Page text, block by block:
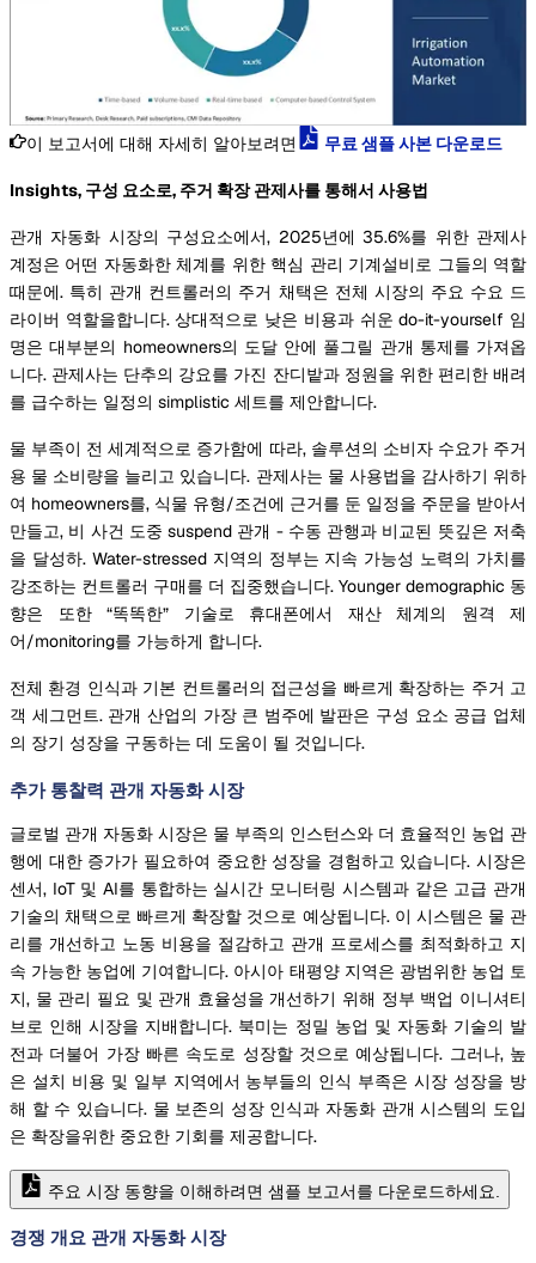
이 보고서에 대해 자세히 알아보려면 무료 샘플 사본 다운로드
Insights, 구성 요소로, 주거 확장 관제사를 통해서 사용법
관개 자동화 시장의 구성요소에서, 2025년에 35.6%를 위한 관제사
계정은 어떤 자동화한 체계를 위한 핵심 관리 기계설비로 그들의 역할
때문에. 특히 관개 컨트롤러의 주거 채택은 전체 시장의 주요 수요 드
라이버 역할을합니다. 상대적으로 낮은 비용과 쉬운 do-it-yourself 임
명은 대부분의 homeowners의 도달 안에 풀그릴 관개 통제를 가져옵
니다. 관제사는 단추의 강요를 가진 잔디밭과 정원을 위한 편리한 배려
를 급수하는 일정의 simplistic 세트를 제안합니다.
물 부족이 전 세계적으로 증가함에 따라, 솔루션의 소비자 수요가 주거
용 물 소비량을 늘리고 있습니다. 관제사는 물 사용법을 감사하기 위하
여 homeowners를, 식물 유형/조건에 근거를 둔 일정을 주문을 받아서
만들고, 비 사건 도중 suspend 관개 - 수동 관행과 비교된 뜻깊은 저축
을 달성하. Water-stressed 지역의 정부는 지속 가능성 노력의 가치를
강조하는 컨트롤러 구매를 더 집중했습니다. Younger demographic 동
향은 또한 “똑똑한” 기술로 휴대폰에서 재산 체계의 원격 제
어/monitoring를 가능하게 합니다.
전체 환경 인식과 기본 컨트롤러의 접근성을 빠르게 확장하는 주거 고
객 세그먼트. 관개 산업의 가장 큰 범주에 발판은 구성 요소 공급 업체
의 장기 성장을 구동하는 데 도움이 될 것입니다.
추가 통찰력 관개 자동화 시장
글로벌 관개 자동화 시장은 물 부족의 인스턴스와 더 효율적인 농업 관
행에 대한 증가가 필요하여 중요한 성장을 경험하고 있습니다. 시장은
센서, IoT 및 AI를 통합하는 실시간 모니터링 시스템과 같은 고급 관개
기술의 채택으로 빠르게 확장할 것으로 예상됩니다. 이 시스템은 물 관
리를 개선하고 노동 비용을 절감하고 관개 프로세스를 최적화하고 지
속 가능한 농업에 기여합니다. 아시아 태평양 지역은 광범위한 농업 토
지, 물 관리 필요 및 관개 효율성을 개선하기 위해 정부 백업 이니셔티
브로 인해 시장을 지배합니다. 북미는 정밀 농업 및 자동화 기술의 발
전과 더불어 가장 빠른 속도로 성장할 것으로 예상됩니다. 그러나, 높
은 설치 비용 및 일부 지역에서 농부들의 인식 부족은 시장 성장을 방
해 할 수 있습니다. 물 보존의 성장 인식과 자동화 관개 시스템의 도입
은 확장을위한 중요한 기회를 제공합니다.
주요 시장 동향을 이해하려면 샘플 보고서를 다운로드하세요.
경쟁 개요 관개 자동화 시장